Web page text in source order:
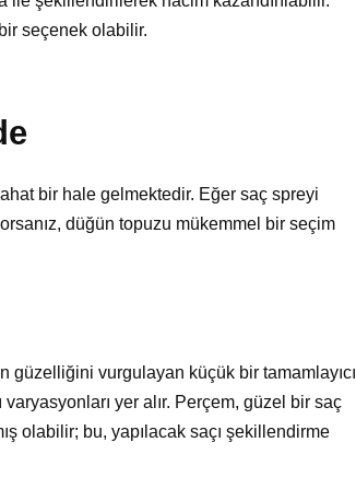
seçenek olabilir.
bir hale gelmektedir. Eğer saç spreyi
düğün topuzu mükemmel bir seçim
vurgulayan küçük bir tamamlayıcı
yer alır. Perçem, güzel bir saç
olabilir; bu, yapılacak saçı şekillendirme